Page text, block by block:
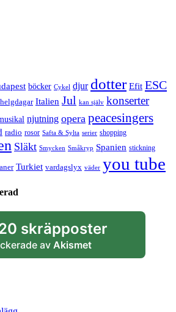
böcker Cykel djur dotter Efit ESC
helgdagar Italien Jul kan själv konserter
njutning opera peacesingers
radio rosor Safta & Sylta serier shopping
Släkt Smycken Småkryp Spanien stickning
Turkiet vardagslyx väder you tube
skräpposter
av Akismet